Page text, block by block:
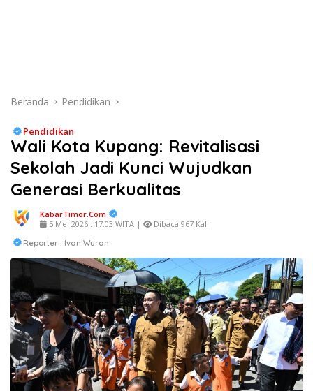
Beranda Pendidikan
Pendidikan
Wali Kota Kupang: Revitalisasi
Sekolah Jadi Kunci Wujudkan
Generasi Berkualitas
KabarTimor.com
5 Mei 2026 : 17:03 WITA |
Dibaca 967 Kali
Reporter : Ivan Wuran